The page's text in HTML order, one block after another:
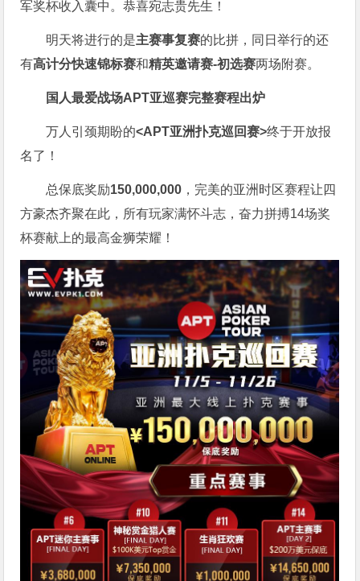
军奖杯收入囊中。恭喜宛志贵先生！
明天将进行的是主赛事复赛的比拼，同日举行的还
有高计分快速锦标赛和精英邀请赛-初选赛两场附赛。
国人最爱战场APT亚巡赛完整赛程出炉
万人引颈期盼的<APT亚洲扑克巡回赛>终于开放报
名了！
总保底奖励150,000,000 ，完美的亚洲时区赛程让四
方豪杰齐聚在此，所有玩家满怀斗志，奋力拼搏14场奖
杯赛献上的最高金狮荣耀！